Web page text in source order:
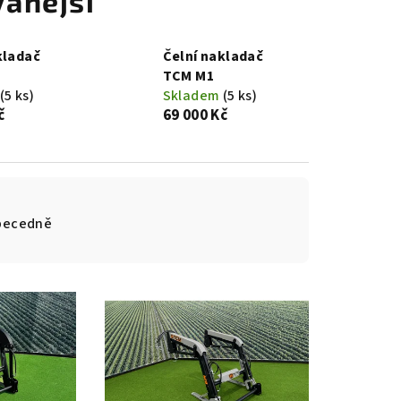
(5 ks)
Čelní nakladač
TCM M1
Skladem (5 ks)
69 000 Kč